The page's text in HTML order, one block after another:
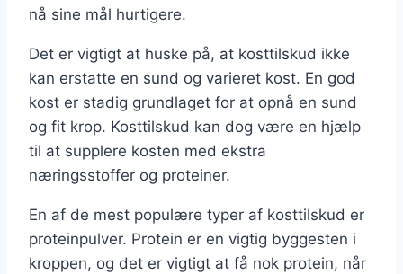
nå sine mål hurtigere.
Det er vigtigt at huske på, at kosttilskud ikke
kan erstatte en sund og varieret kost. En god
kost er stadig grundlaget for at opnå en sund
og fit krop. Kosttilskud kan dog være en hjælp
til at supplere kosten med ekstra
næringsstoffer og proteiner.
En af de mest populære typer af kosttilskud er
proteinpulver. Protein er en vigtig byggesten i
kroppen, og det er vigtigt at få nok protein, når